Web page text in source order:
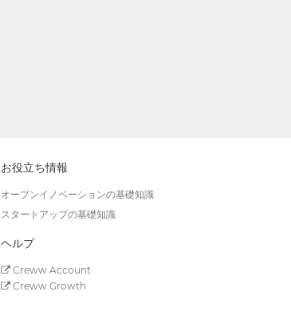
お役立ち情報
オープンイノベーションの基礎知識
スタートアップの基礎知識
ヘルプ
Creww Account
Creww Growth